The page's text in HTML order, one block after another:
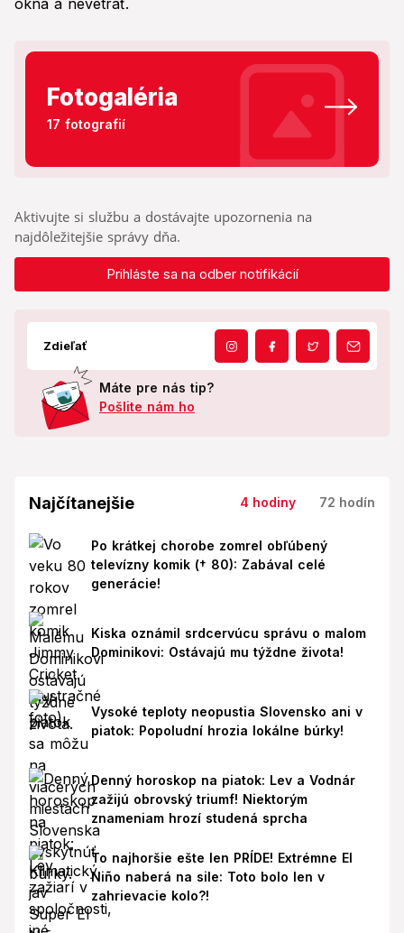
okná a nevetrať.
Fotogaléria
17 fotografií
Aktivujte si službu a dostávajte upozornenia na
najdôležitejšie správy dňa.
Prihláste sa na odber notifikácií
Zdieľať
Máte pre nás tip?
Pošlite nám ho
Najčítanejšie 4 hodiny 72 hodín
Po krátkej chorobe zomrel obľúbený
televízny komik († 80): Zabával celé
generácie!
Kiska oznámil srdcervúcu správu o malom
Dominikovi: Ostávajú mu týždne života!
Vysoké teploty neopustia Slovensko ani v
piatok: Popoludní hrozia lokálne búrky!
Denný horoskop na piatok: Lev a Vodnár
zažijú obrovský triumf! Niektorým
znameniam hrozí studená sprcha
To najhoršie ešte len PRÍDE! Extrémne El
Niño naberá na sile: Toto bolo len v
zahrievacie kolo?!